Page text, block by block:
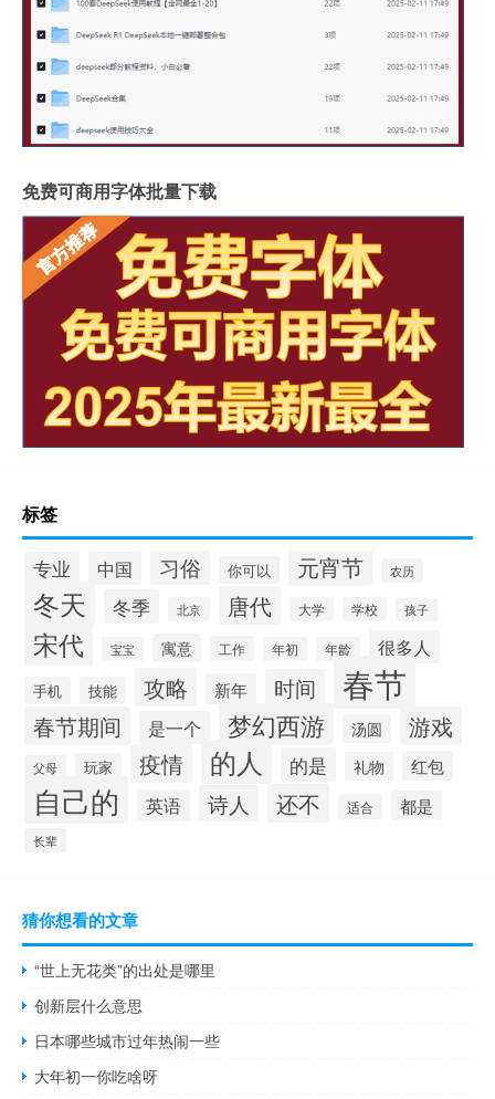
免费可商用字体批量下载
标签
专业 中国 习俗 你可以 元宵节 农历
冬天 冬季 北京 唐代 大学 学校 孩子
宋代 宝宝 寓意 工作 年初 年龄 很多人
手机 技能 攻略 新年 时间 春节
春节期间 是一个 梦幻西游 汤圆 游戏
父母 玩家 疫情 的人 的是 礼物 红包
自己的 英语 诗人 还不 适合 都是
长辈
猜你想看的文章
“世上无花类”的出处是哪里
创新层什么意思
日本哪些城市过年热闹一些
大年初一你吃啥呀